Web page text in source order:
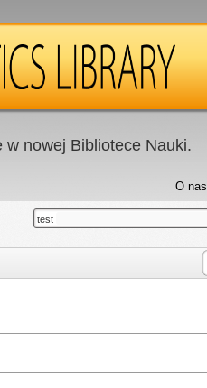
w nowej Bibliotece Nauki.
O nas
test